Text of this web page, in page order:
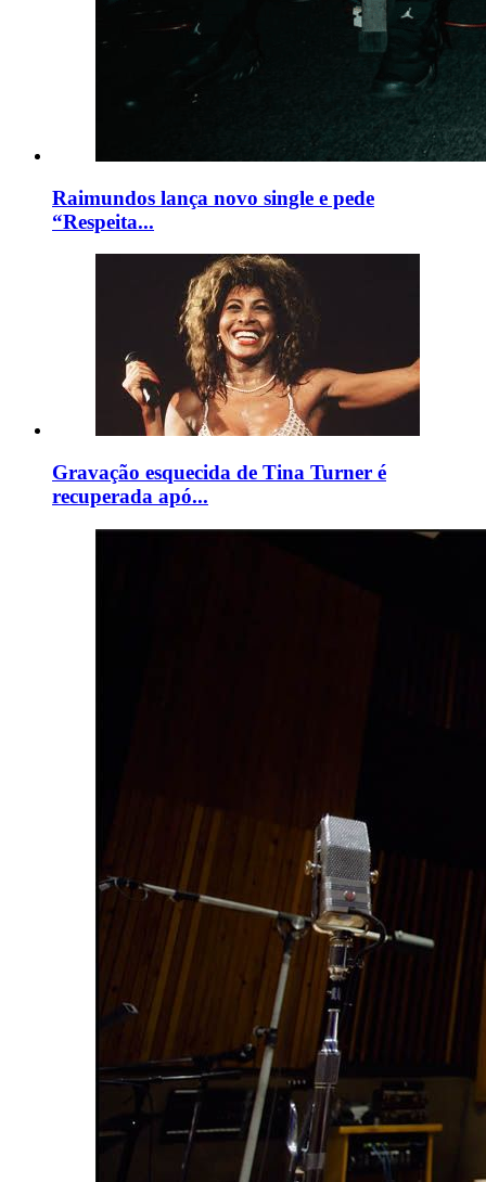
Raimundos lança novo single e pede
“Respeita...
Gravação esquecida de Tina Turner é
recuperada apó...